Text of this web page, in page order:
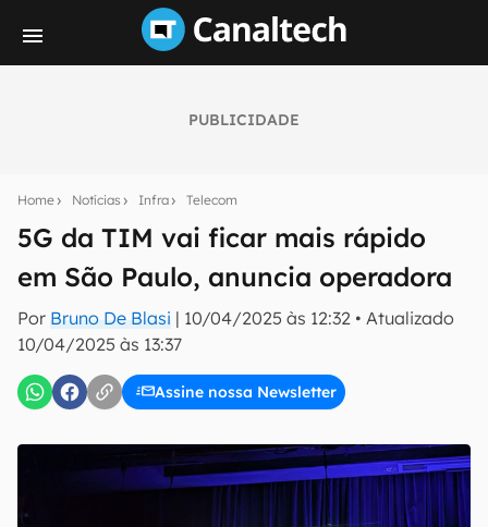
PUBLICIDADE
Home Notícias Infra Telecom
5G da TIM vai ficar mais rápido
em São Paulo, anuncia operadora
Por Bruno De Blasi | 10/04/2025 às 12:32 • Atualizado
10/04/2025 às 13:37
Assine nossa Newsletter
notícias e reviews sobre tecnologia em primeira
mão.
E-mail
Uso e Política de Privacidade do Canaltech.